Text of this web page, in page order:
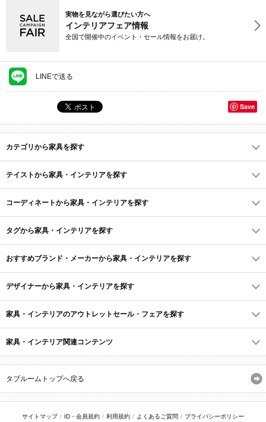
実物を見ながら選びたい方へ
インテリアフェア情報
全国で開催中のイベント・セール情報をお届け。
LINEで送る
Save
カテゴリから家具を探す
テイストから家具・インテリアを探す
コーディネートから家具・インテリアを探す
タグから家具・インテリアを探す
おすすめブランド・メーカーから家具・インテリアを探す
デザイナーから家具・インテリアを探す
家具・インテリアのアウトレットセール・フェアを探す
家具・インテリア関連コンテンツ
タブルームトップへ戻る
サイトマップ ID・会員規約 利用規約 よくあるご質問 プライバシーポリシー